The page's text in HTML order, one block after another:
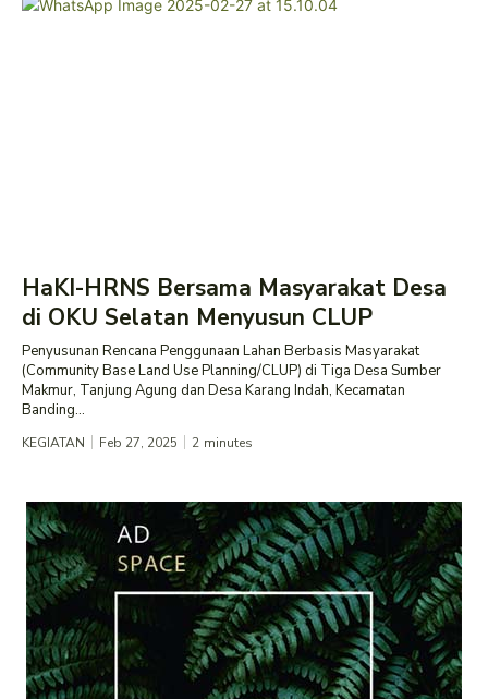
HaKI-HRNS Bersama Masyarakat Desa
di OKU Selatan Menyusun CLUP
Penyusunan Rencana Penggunaan Lahan Berbasis Masyarakat
(Community Base Land Use Planning/CLUP) di Tiga Desa Sumber
Makmur, Tanjung Agung dan Desa Karang Indah, Kecamatan
Banding...
KEGIATAN Feb 27, 2025 2 minutes